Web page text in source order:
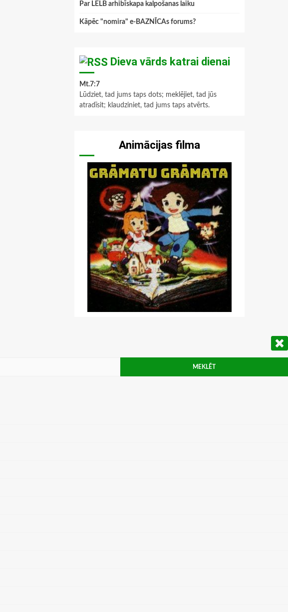
Par LELB arhibīskapa kalpošanas laiku
Kāpēc "nomira" e-BAZNĪCAs forums?
Dieva vārds katrai dienai
Mt.7:7
Lūdziet, tad jums taps dots; meklējiet, tad jūs
atradīsit; klaudziniet, tad jums taps atvērts.
Animācijas filma